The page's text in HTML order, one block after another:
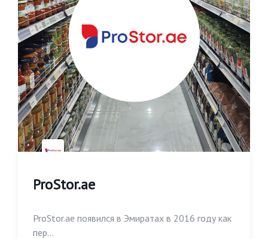
ProStor.ae
ProStor.ae появился в Эмиратах в 2016 году как
пер...